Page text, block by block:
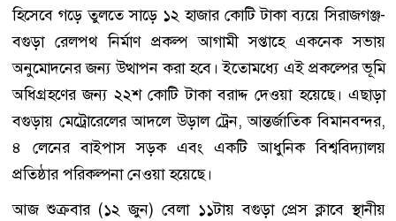
হিসেবে গড়ে তুলতে সাড়ে ১২ হাজার কোটি টাকা ব্যয়ে সিরাজগঞ্জ-
বগুড়া রেলপথ নির্মাণ প্রকল্প আগামী সপ্তাহে একনেক সভায়
অনুমোদনের জন্য উত্থাপন করা হবে। ইতোমধ্যে এই প্রকল্পের ভূমি
অধিগ্রহণের জন্য ২২শ কোটি টাকা বরাদ্দ দেওয়া হয়েছে। এছাড়া
বগুড়ায় মেট্রোরেলের আদলে উড়াল ট্রেন, আন্তর্জাতিক বিমানবন্দর,
৪ লেনের বাইপাস সড়ক এবং একটি আধুনিক বিশ্ববিদ্যালয়
প্রতিষ্ঠার পরিকল্পনা নেওয়া হয়েছে।
আজ শুক্রবার (১২ জুন) বেলা ১১টায় বগুড়া প্রেস ক্লাবে স্থানীয়